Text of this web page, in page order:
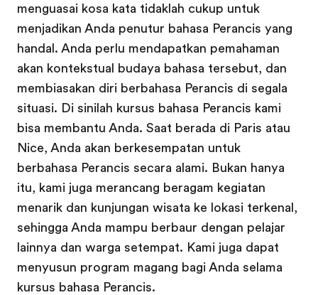
menguasai kosa kata tidaklah cukup untuk
menjadikan Anda penutur bahasa Perancis yang
handal. Anda perlu mendapatkan pemahaman
akan kontekstual budaya bahasa tersebut, dan
membiasakan diri berbahasa Perancis di segala
situasi. Di sinilah kursus bahasa Perancis kami
bisa membantu Anda. Saat berada di Paris atau
Nice, Anda akan berkesempatan untuk
berbahasa Perancis secara alami. Bukan hanya
itu, kami juga merancang beragam kegiatan
menarik dan kunjungan wisata ke lokasi terkenal,
sehingga Anda mampu berbaur dengan pelajar
lainnya dan warga setempat. Kami juga dapat
menyusun program magang bagi Anda selama
kursus bahasa Perancis.